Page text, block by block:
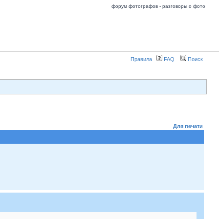
форум фотографов - разговоры о фото
Правила FAQ Поиск
Для печати